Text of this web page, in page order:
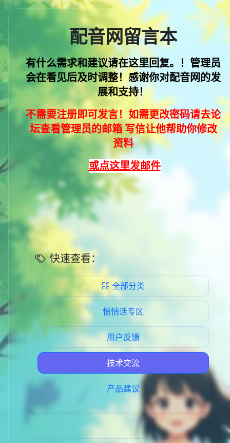
配音网留言本
有什么需求和建议请在这里回复。！管理员
会在看见后及时调整！感谢你对配音网的发
展和支持！
不需要注册即可发言！如需更改密码请去论
坛查看管理员的邮箱 写信让他帮助你修改
资料
或点这里发邮件
快速查看：
全部分类
悄悄话专区
用户反馈
技术交流
产品建议